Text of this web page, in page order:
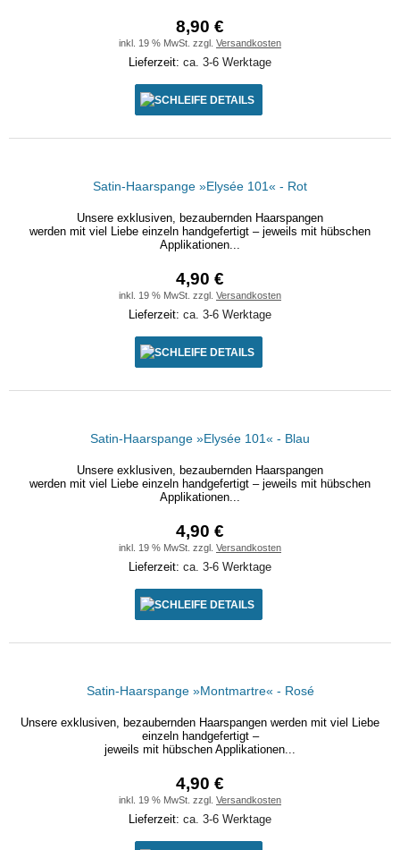
8,90 €
inkl. 19 % MwSt. zzgl. Versandkosten
Lieferzeit: ca. 3-6 Werktage
DETAILS
Satin-Haarspange »Elysée 101« - Rot
Unsere exklusiven, bezaubernden Haarspangen
werden mit viel Liebe einzeln handgefertigt – jeweils mit hübschen
Applikationen...
4,90 €
inkl. 19 % MwSt. zzgl. Versandkosten
Lieferzeit: ca. 3-6 Werktage
DETAILS
Satin-Haarspange »Elysée 101« - Blau
Unsere exklusiven, bezaubernden Haarspangen
werden mit viel Liebe einzeln handgefertigt – jeweils mit hübschen
Applikationen...
4,90 €
inkl. 19 % MwSt. zzgl. Versandkosten
Lieferzeit: ca. 3-6 Werktage
DETAILS
Satin-Haarspange »Montmartre« - Rosé
Unsere exklusiven, bezaubernden Haarspangen werden mit viel Liebe
einzeln handgefertigt –
jeweils mit hübschen Applikationen...
4,90 €
inkl. 19 % MwSt. zzgl. Versandkosten
Lieferzeit: ca. 3-6 Werktage